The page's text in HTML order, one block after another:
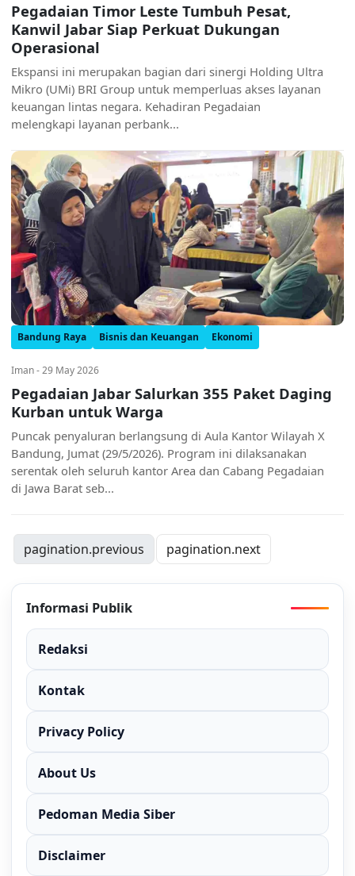
Pegadaian Timor Leste Tumbuh Pesat,
Kanwil Jabar Siap Perkuat Dukungan
Operasional
Ekspansi ini merupakan bagian dari sinergi Holding Ultra
Mikro (UMi) BRI Group untuk memperluas akses layanan
keuangan lintas negara. Kehadiran Pegadaian
melengkapi layanan perbank...
Bandung Raya Bisnis dan Keuangan Ekonomi
Iman - 29 May 2026
Pegadaian Jabar Salurkan 355 Paket Daging
Kurban untuk Warga
Puncak penyaluran berlangsung di Aula Kantor Wilayah X
Bandung, Jumat (29/5/2026). Program ini dilaksanakan
serentak oleh seluruh kantor Area dan Cabang Pegadaian
di Jawa Barat seb...
pagination.previous pagination.next
Informasi Publik
Redaksi
Kontak
Privacy Policy
About Us
Pedoman Media Siber
Disclaimer